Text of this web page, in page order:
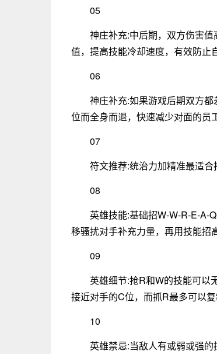
05
神庄补充:中后期，双方伤害
值，提高技能冷却速度，有效防止
06
神庄补充:如果游戏后期双方
位而全身而退，快速减少对面的员
07
符文推荐:统治力加精准最适合
08
英雄技能:基础招W-W-R-E-A-
移骚扰对手补充力量，再用技能招
09
英雄细节:抢R和W的技能可以
接近对手的C位，而抓R最多可以
10
英雄禁忌:当敌人有或弱或强